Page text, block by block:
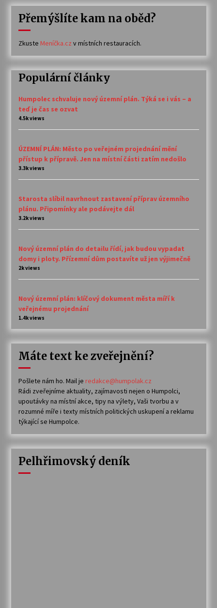
Přemýšlíte kam na oběd?
Zkuste Meníčka.cz v místních restauracích.
Populární články
Humpolec schvaluje nový územní plán. Týká se i vás – a
teď je čas se ozvat
4.5k views
ÚZEMNÍ PLÁN: Město po veřejném projednání mění
přístup k přípravě. Jen na místní části zatím nedošlo
3.3k views
Starosta slíbil navrhnout zastavení příprav územního
plánu. Připomínky ale podávejte dál
3.2k views
Nový územní plán do detailu řídí, jak budou vypadat
domy i ploty. Přízemní dům postavíte už jen výjimečně
2k views
Nový územní plán: klíčový dokument města míří k
veřejnému projednání
1.4k views
Máte text ke zveřejnění?
Pošlete nám ho. Mail je redakce@humpolak.cz
Rádi zveřejníme aktuality, zajímavosti nejen o Humpolci,
upoutávky na místní akce, tipy na výlety, Vaši tvorbu a v
rozumné míře i texty místních politických uskupení a reklamu
týkající se Humpolce.
Pelhřimovský deník